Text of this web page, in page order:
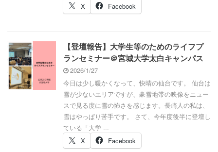
X
Facebook
【登壇報告】大学生等のためのライフプ
ランセミナー＠宮城大学太白キャンパス
2026/1/27
今日は少し暖かくなって、快晴の仙台です。 仙台は
雪が少ないエリアですが、豪雪地帯の映像をニュー
スで見る度に雪の怖さを感じます。長崎人の私は、
雪はやっぱり苦手です。 さて、今年度後半に登壇し
ている「大学 ...
X
Facebook